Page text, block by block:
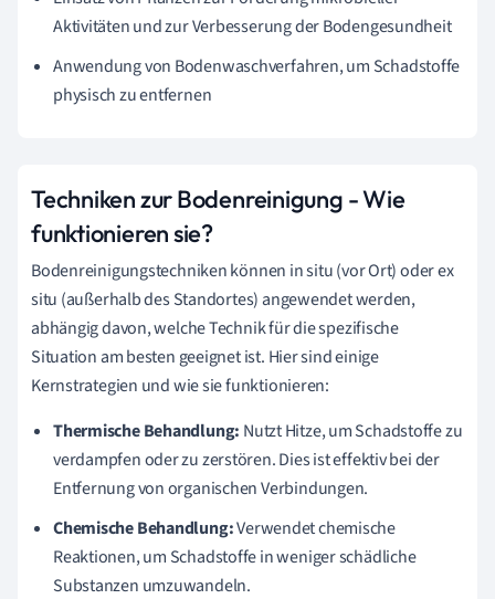
Aktivitäten und zur Verbesserung der Bodengesundheit
Anwendung von Bodenwaschverfahren, um Schadstoffe
physisch zu entfernen
Techniken zur Bodenreinigung - Wie
funktionieren sie?
Bodenreinigungstechniken können in situ (vor Ort) oder ex
situ (außerhalb des Standortes) angewendet werden,
abhängig davon, welche Technik für die spezifische
Situation am besten geeignet ist. Hier sind einige
Kernstrategien und wie sie funktionieren:
Thermische Behandlung: Nutzt Hitze, um Schadstoffe zu
verdampfen oder zu zerstören. Dies ist effektiv bei der
Entfernung von organischen Verbindungen.
Chemische Behandlung:Verwendet chemische
Reaktionen, um Schadstoffe in weniger schädliche
Substanzen umzuwandeln.